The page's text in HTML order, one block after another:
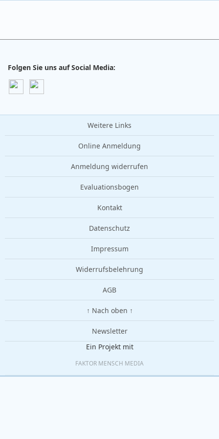
Folgen Sie uns auf Social Media:
Weitere Links
Online Anmeldung
Anmeldung widerrufen
Evaluationsbogen
Kontakt
Datenschutz
Impressum
Widerrufsbelehrung
AGB
↑ Nach oben ↑
Newsletter
Ein Projekt mit
FAKTOR MENSCH MEDIA